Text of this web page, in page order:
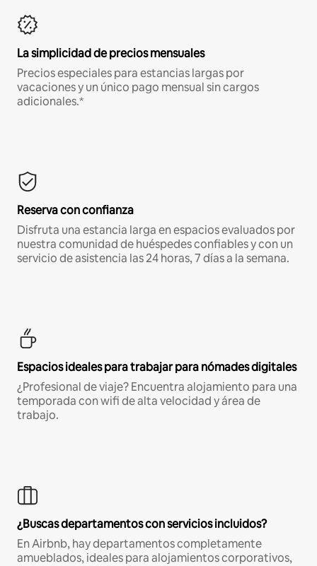
La simplicidad de precios mensuales
Precios especiales para estancias largas por
vacaciones y un único pago mensual sin cargos
adicionales.*
Reserva con confianza
Disfruta una estancia larga en espacios evaluados por
nuestra comunidad de huéspedes confiables y con un
servicio de asistencia las 24 horas, 7 días a la semana.
Espacios ideales para trabajar para nómades digitales
¿Profesional de viaje? Encuentra alojamiento para una
temporada con wifi de alta velocidad y área de
trabajo.
¿Buscas departamentos con servicios incluidos?
En Airbnb, hay departamentos completamente
amueblados, ideales para alojamientos corporativos,